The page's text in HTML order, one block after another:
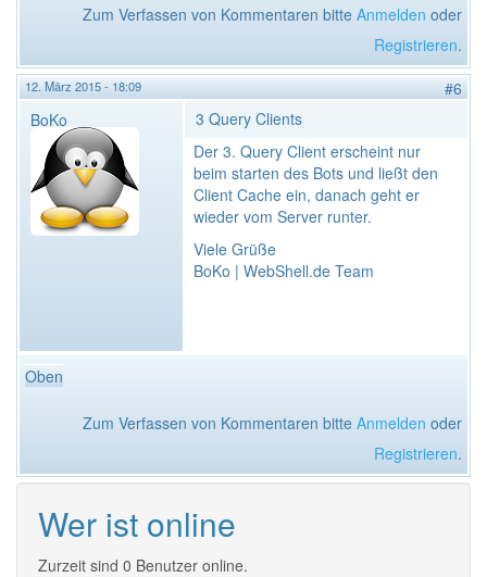
Zum Verfassen von Kommentaren bitte Anmelden oder
Registrieren.
12. März 2015 - 18:09
#6
BoKo
3 Query Clients
Der 3. Query Client erscheint nur
beim starten des Bots und ließt den
Client Cache ein, danach geht er
wieder vom Server runter.
Viele Grüße
BoKo | WebShell.de Team
Oben
Zum Verfassen von Kommentaren bitte Anmelden oder
Registrieren.
Wer ist online
Zurzeit sind 0 Benutzer online.